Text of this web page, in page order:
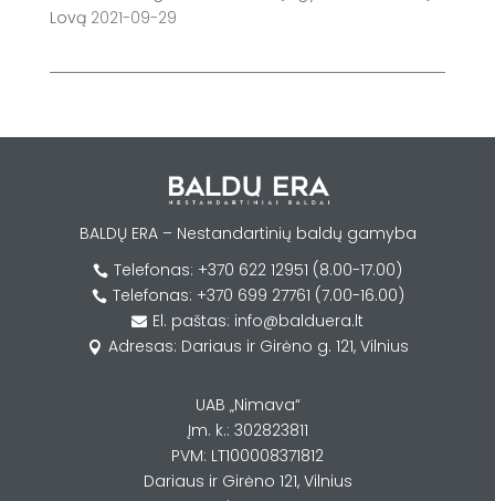
Lovą 2021-09-29
BALDŲ ERA – Nestandartinių baldų gamyba
 Telefonas: +370 622 12951 (8.00-17.00)
 Telefonas: +370 699 27761 (7.00-16.00)
 El. paštas: info@balduera.lt
 Adresas: Dariaus ir Girėno g. 121, Vilnius
UAB „Nimava“
Įm. k.: 302823811
PVM: LT100008371812
Dariaus ir Girėno 121, Vilnius